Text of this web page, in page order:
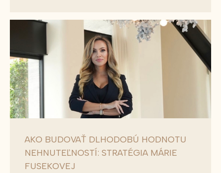
AKO BUDOVAŤ DLHODOBÚ HODNOTU
NEHNUTEĽNOSTÍ: STRATÉGIA MÁRIE
FUSEKOVEJ